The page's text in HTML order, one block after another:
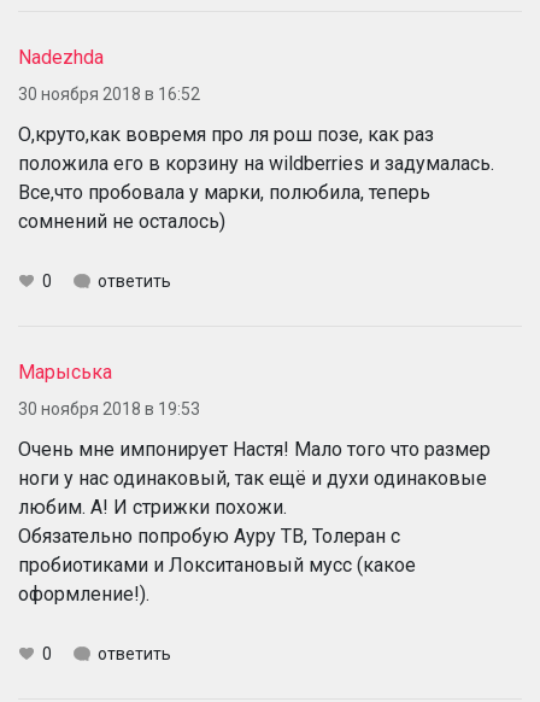
Nadezhda
30 ноября 2018 в 16:52
О,круто,как вовремя про ля рош позе, как раз
положила его в корзину на wildberries и задумалась.
Все,что пробовала у марки, полюбила, теперь
сомнений не осталось)
0 ответить
Марыська
30 ноября 2018 в 19:53
Очень мне импонирует Настя! Мало того что размер
ноги у нас одинаковый, так ещё и духи одинаковые
любим. А! И стрижки похожи.
Обязательно попробую Ауру ТВ, Толеран с
пробиотиками и Локситановый мусс (какое
оформление!).
0 ответить